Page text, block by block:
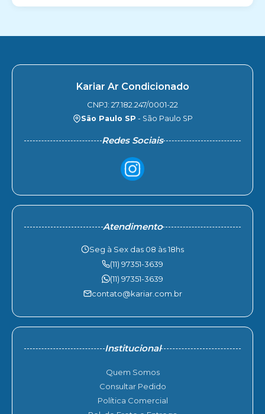
Kariar Ar Condicionado
CNPJ: 27.182.247/0001-22
São Paulo SP - São Paulo SP
Redes Sociais
Atendimento
Seg à Sex das 08 às 18hs
(11) 97351-3639
(11) 97351-3639
contato@kariar.com.br
Institucional
Quem Somos
Consultar Pedido
Política Comercial